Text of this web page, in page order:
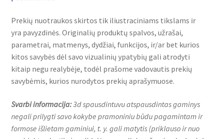
Prekių nuotraukos skirtos tik iliustraciniams tikslams ir
yra pavyzdinės. Originalių produktų spalvos, užrašai,
parametrai, matmenys, dydžiai, funkcijos, ir/ar bet kurios
kitos savybės dėl savo vizualinių ypatybių gali atrodyti
kitaip negu realybėje, todėl prašome vadovautis prekių
savybėmis, kurios nurodytos prekių aprašymuose.
Svarbi informacija:3d spausdintuvu atspausdintas gaminys
negali prilygti savo kokybe pramoniniu būdu pagamintam ir
formose išlietam gaminiui, t. y. gali matytis (priklauso ir nuo